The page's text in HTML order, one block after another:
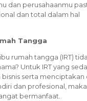
dan perusahaanmu
dan total dalam hal
Tangga
rumah tangga (IRT)
Untuk IRT yang
serta menciptakan
dan profesional,
bermanfaat.